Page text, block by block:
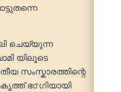
ചെയ്യുന്ന
യിലൂടെ
സംസ്കാരത്തിന്റെ
ഭ൦ഗിയായി